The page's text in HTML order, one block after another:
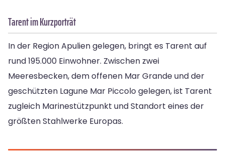
Tarent im Kurzporträt
In der Region Apulien gelegen, bringt es Tarent auf
rund 195.000 Einwohner. Zwischen zwei
Meeresbecken, dem offenen Mar Grande und der
geschützten Lagune Mar Piccolo gelegen, ist Tarent
zugleich Marinestützpunkt und Standort eines der
größten Stahlwerke Europas.